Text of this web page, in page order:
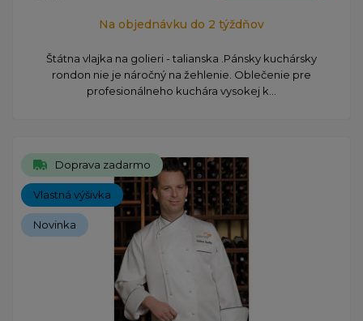
Na objednávku do 2 týždňov
Štátna vlajka na golieri - talianska .Pánsky kuchársky
rondon nie je náročný na žehlenie. Oblečenie pre
profesionálneho kuchára vysokej k...
Doprava zadarmo
Vlastná výšivka
Novinka